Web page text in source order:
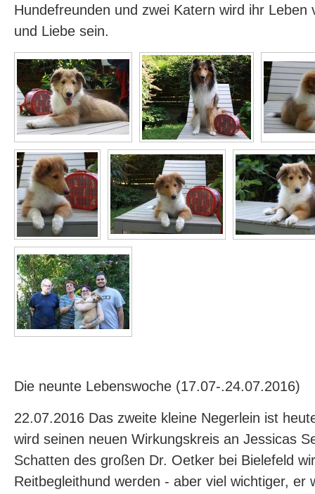
Hundefreunden und zwei Katern wird ihr Leben
und Liebe sein.
Die neunte Lebenswoche (17.07-.24.07.2016)
22.07.2016 Das zweite kleine Negerlein ist
wird seinen neuen Wirkungskreis an Jessicas
Schatten des großen Dr. Oetker bei Bielefeld
Reitbegleithund werden - aber viel wichtiger, er